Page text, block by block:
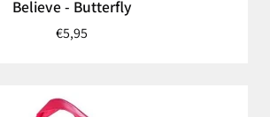
Believe - Butterfly
€5,95